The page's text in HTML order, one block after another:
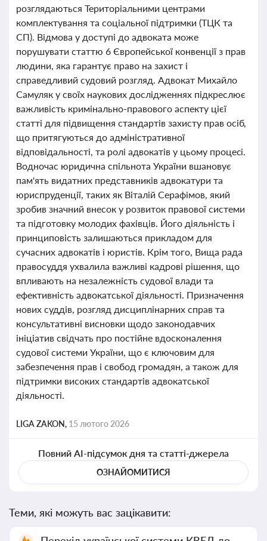
розглядаються Територіальними центрами
комплектування та соціальної підтримки (ТЦК та
СП). Відмова у доступі до адвоката може
порушувати статтю 6 Європейської конвенції з прав
людини, яка гарантує право на захист і
справедливий судовий розгляд. Адвокат Михайло
Самуляк у своїх наукових дослідженнях підкреслює
важливість кримінально-правового аспекту цієї
статті для підвищення стандартів захисту прав осіб,
що притягуються до адміністративної
відповідальності, та ролі адвокатів у цьому процесі.
Водночас юридична спільнота України вшановує
пам'ять видатних представників адвокатури та
юриспруденції, таких як Віталій Серафімов, який
зробив значний внесок у розвиток правової системи
та підготовку молодих фахівців. Його діяльність і
принциповість залишаються прикладом для
сучасних адвокатів і юристів. Крім того, Вища рада
правосуддя ухвалила важливі кадрові рішення, що
впливають на незалежність судової влади та
ефективність адвокатської діяльності. Призначення
нових суддів, розгляд дисциплінарних справ та
консультативні висновки щодо законодавчих
ініціатив свідчать про постійне вдосконалення
судової системи України, що є ключовим для
забезпечення прав і свобод громадян, а також для
підтримки високих стандартів адвокатської
діяльності.
LIGA ZAKON, 15 лютого 2026
Повний AI-підсумок дня та статті-джерела
ОЗНАЙОМИТИСЯ
Теми, які можуть вас зацікавити: